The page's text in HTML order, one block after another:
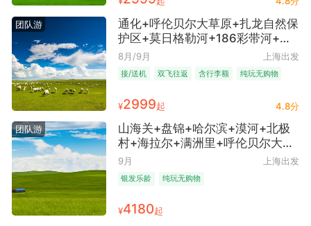
化直飞往返+漠河至哈尔滨卧铺 探
索草原之美 哈尔滨百年城市变迁
自然人文相互结合之旅 双飞一卧
赠上海市区去程拼车送机服务
团队游
通化+呼伦贝尔大草原+扎龙自然保
护区+莫日格勒河+186彩带河+猛
犸象主题公园+呼和诺尔湖+成吉思
汗广场+满洲里国门+套娃广场+伪
满皇宫博物院+伪满八大部+通化8
日7晚跟团游 ● 通化往返 船游查干
湖 穿越草原 观丹顶鹤放飞 喂食驯
鹿 特色风味餐 纯玩 赠无人机航拍
+去程上海市区送机服务
8月/9月 上海出发
接/送机 双飞往返 含行李额
纯玩无购物
¥2999起 4.8分
团队游
山海关+盘锦+哈尔滨+漠河+北极
村+海拉尔+满洲里+呼伦贝尔大草
原+长白山+沈阳+丹东15日14晚跟
团游 ● 纯玩·全程安排5晚4钻酒店
东北专列 上海可登车
9月 上海出发
银发乐龄 纯玩无购物
¥4180起